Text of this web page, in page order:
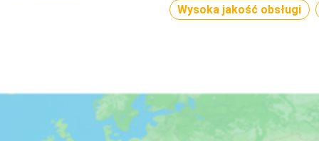
Wysoka jakość obsługi